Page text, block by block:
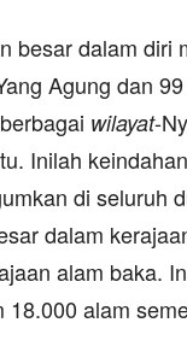
besar dalam diri
Agung dan
wilayat-
Inilah
di seluruh
dalam
alam baka.
18.000 alam